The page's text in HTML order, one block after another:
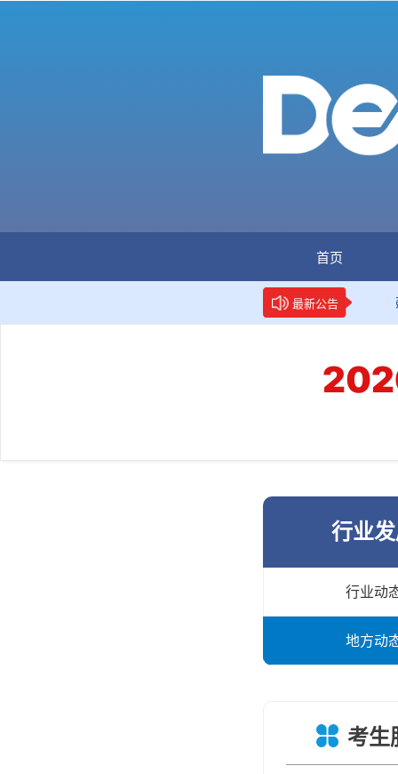
首页
最新公告
新华网权威报道：两
行业
行业动
地方动
考生